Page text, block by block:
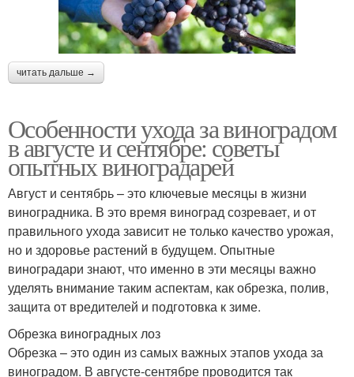
читать дальше →
Особенности ухода за виноградом
в августе и сентябре: советы
опытных виноградарей
Август и сентябрь – это ключевые месяцы в жизни
виноградника. В это время виноград созревает, и от
правильного ухода зависит не только качество урожая,
но и здоровье растений в будущем. Опытные
виноградари знают, что именно в эти месяцы важно
уделять внимание таким аспектам, как обрезка, полив,
защита от вредителей и подготовка к зиме.
Обрезка виноградных лоз
Обрезка – это один из самых важных этапов ухода за
виноградом. В августе-сентябре проводится так